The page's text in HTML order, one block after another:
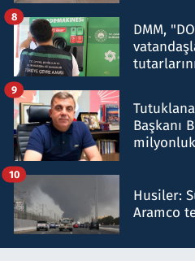
DMM,
8
Başkanı
9
Husiler:
Aramco
10